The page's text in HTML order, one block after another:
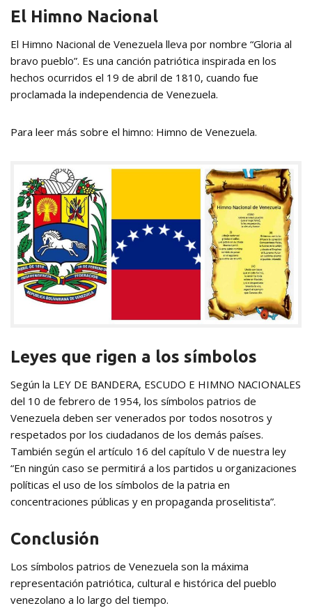
El Himno Nacional
El Himno Nacional de Venezuela lleva por nombre “Gloria al
bravo pueblo”. Es una canción patriótica inspirada en los
hechos ocurridos el 19 de abril de 1810, cuando fue
proclamada la independencia de Venezuela.
Para leer más sobre el himno: Himno de Venezuela.
Leyes que rigen a los símbolos
Según la LEY DE BANDERA, ESCUDO E HIMNO NACIONALES
del 10 de febrero de 1954, los símbolos patrios de
Venezuela deben ser venerados por todos nosotros y
respetados por los ciudadanos de los demás países.
También según el artículo 16 del capítulo V de nuestra ley
“En ningún caso se permitirá a los partidos u organizaciones
políticas el uso de los símbolos de la patria en
concentraciones públicas y en propaganda proselitista”.
Conclusión
Los símbolos patrios de Venezuela son la máxima
representación patriótica, cultural e histórica del pueblo
venezolano a lo largo del tiempo.